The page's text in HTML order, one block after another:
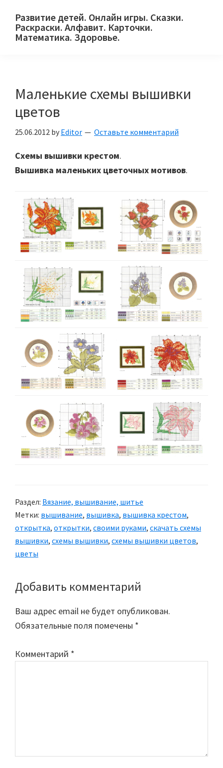
primary
main
primary
Развитие детей. Онлайн игры. Сказки.
Раскраски. Алфавит. Карточки.
Математика. Здоровье.
и
их
родителей.
Маленькие схемы вышивки
цветов
25.06.2012 by Editor Оставьте комментарий
Схемы вышивки крестом.
Вышивка маленьких цветочных мотивов.
Раздел: Вязание, вышивание, шитье
Метки: вышивание, вышивка, вышивка крестом,
открытка, открытки, своими руками, скачать схемы
вышивки, схемы вышивки, схемы вышивки цветов,
цветы
Reader
Interactions
Добавить комментарий
Ваш адрес email не будет опубликован.
Обязательные поля помечены *
Комментарий *